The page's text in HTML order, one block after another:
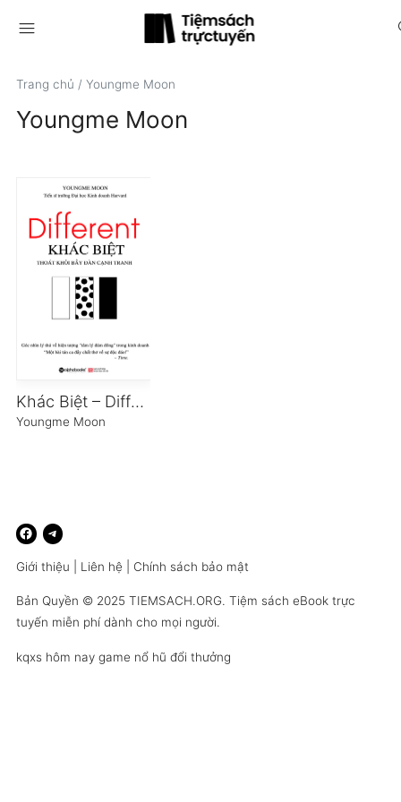
menu
Trang chủ / Youngme Moon
Youngme Moon
Khác Biệt – Different
Youngme Moon
Giới thiệu Liên hệ Chính sách bảo mật
Bản Quyền © 2025 TIEMSACH.ORG. Tiệm sách eBook trực
tuyến miễn phí dành cho mọi người.
kqxs hôm nay game nổ hũ đổi thưởng